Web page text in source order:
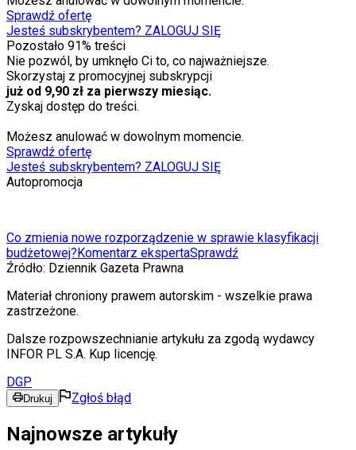
Sprawdź ofertę
Jesteś subskrybentem? ZALOGUJ SIĘ
Pozostało 91% treści
Nie pozwól, by umknęło Ci to, co najważniejsze.
Skorzystaj z promocyjnej subskrypcji
już od 9,90 zł za pierwszy miesiąc.
Zyskaj dostęp do treści.
Możesz anulować w dowolnym momencie.
Sprawdź ofertę
Jesteś subskrybentem? ZALOGUJ SIĘ
Autopromocja
Co zmienia nowe rozporządzenie w sprawie klasyfikacji
budżetowej?Komentarz ekspertaSprawdź
Źródło: Dziennik Gazeta Prawna
Materiał chroniony prawem autorskim - wszelkie prawa
zastrzeżone.
Dalsze rozpowszechnianie artykułu za zgodą wydawcy
INFOR PL S.A. Kup licencję.
DGP
Drukuj Zgłoś błąd
Najnowsze artykuły